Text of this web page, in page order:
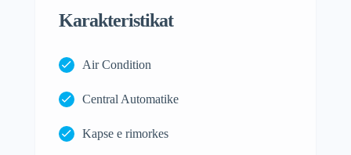
Karakteristikat
Air Condition
Central Automatike
Kapse e rimorkes